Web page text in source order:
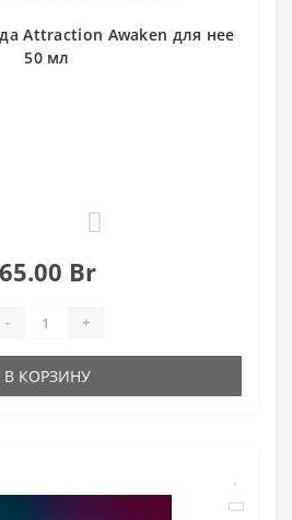
Attraction Awaken для нее
50 мл
65.00 Br
- +
В КОРЗИНУ